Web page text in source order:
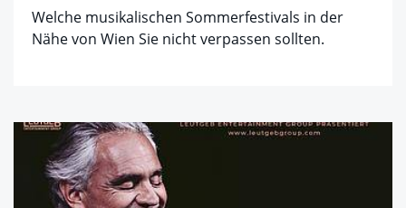
Welche musikalischen Sommerfestivals in der
Nähe von Wien Sie nicht verpassen sollten.